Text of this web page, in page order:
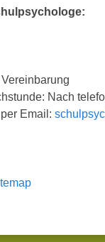
Nach
per Email: